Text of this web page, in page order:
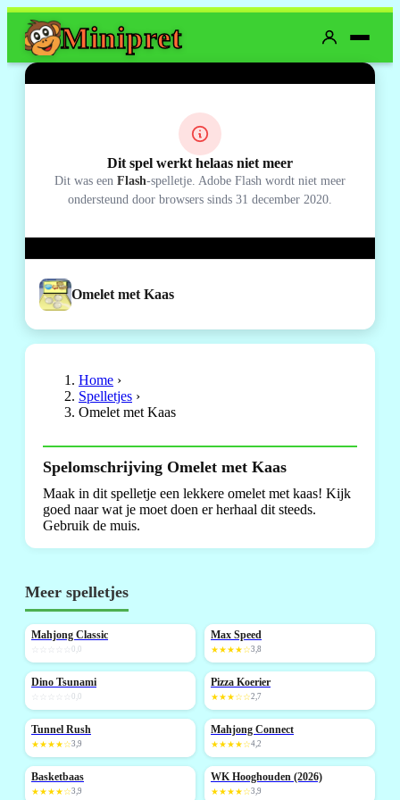
Minipret
Dit spel werkt helaas niet meer
Dit was een Flash-spelletje. Adobe Flash wordt niet meer
ondersteund door browsers sinds 31 december 2020.
Omelet met Kaas
Home ›
Spelletjes ›
Omelet met Kaas
Spelomschrijving Omelet met Kaas
Maak in dit spelletje een lekkere omelet met kaas! Kijk
goed naar wat je moet doen er herhaal dit steeds.
Gebruik de muis.
Meer spelletjes
NIEUW
Mahjong Classic
0,0
NIEUW
Max Speed
★★★★☆3,8
NIEUW
Dino Tsunami
0,0
NIEUW
Pizza Koerier
★★★☆☆2,7
NIEUW
Tunnel Rush
★★★★☆3,9
NIEUW
Mahjong Connect
★★★★☆4,2
NIEUW
Basketbaas
★★★★☆3,9
NIEUW
WK Hooghouden (2026)
★★★★☆3,9